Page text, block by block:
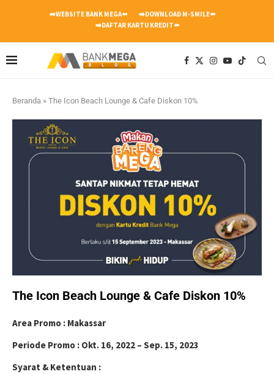
➡️WEBSITE BANK MEGA⬅️
➡️DOWNLOAD M-SMILE⬅️
➡️DAFTAR KARTU KREDIT⬅️
Beranda » The Icon Beach Lounge & Cafe Diskon 10%
The Icon Beach Lounge & Cafe Diskon 10%
Area Promo : Makassar
Periode Promo : Okt. 16, 2022 – Sep. 15, 2023
Syarat & Ketentuan :